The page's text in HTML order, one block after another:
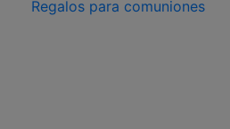
Regalos para comuniones